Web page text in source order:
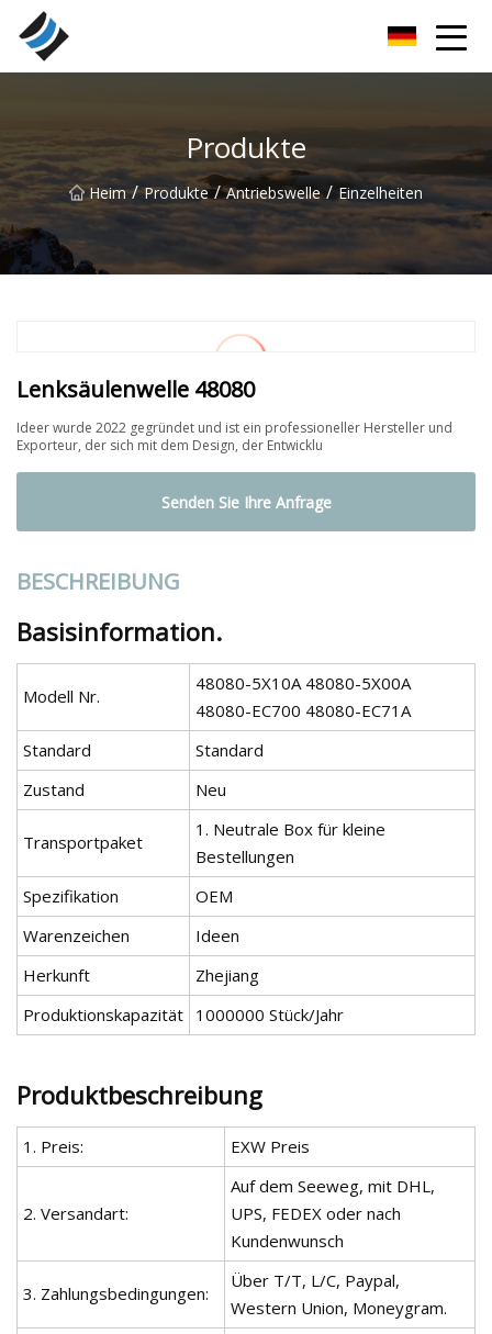
Produkte
Heim / Produkte / Antriebswelle / Einzelheiten
Lenksäulenwelle 48080
Ideer wurde 2022 gegründet und ist ein professioneller Hersteller und
Exporteur, der sich mit dem Design, der Entwicklu
Senden Sie Ihre Anfrage
BESCHREIBUNG
Basisinformation.
Modell Nr.
48080-5X10A 48080-5X00A
48080-EC700 48080-EC71A
Standard
Standard
Zustand
Neu
Transportpaket
1. Neutrale Box für kleine
Bestellungen
Spezifikation
OEM
Warenzeichen
Ideen
Herkunft
Zhejiang
Produktionskapazität 1000000 Stück/Jahr
Produktbeschreibung
1. Preis: EXW Preis
2. Versandart:
Auf dem Seeweg, mit DHL,
UPS, FEDEX oder nach
Kundenwunsch
3. Zahlungsbedingungen:
Über T/T, L/C, Paypal,
Western Union, Moneygram.